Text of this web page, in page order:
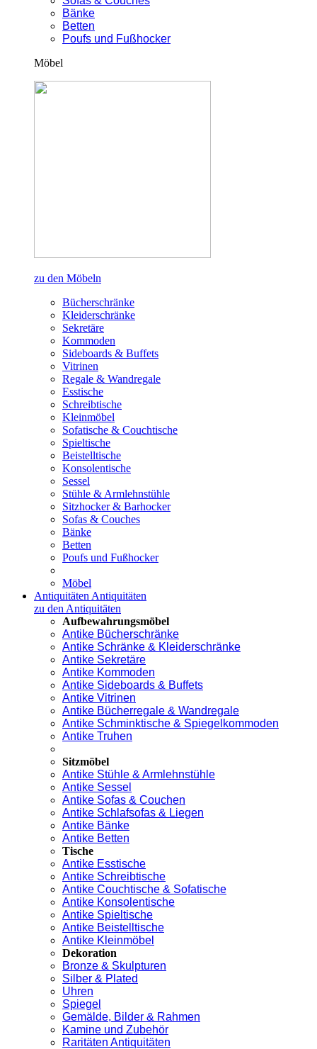
Bänke
Betten
Poufs und Fußhocker
Möbel
zu den Möbeln
Bücherschränke
Kleiderschränke
Sekretäre
Kommoden
Sideboards & Buffets
Vitrinen
Regale & Wandregale
Esstische
Schreibtische
Kleinmöbel
Sofatische & Couchtische
Spieltische
Beistelltische
Konsolentische
Sessel
Stühle & Armlehnstühle
Sitzhocker & Barhocker
Sofas & Couches
Bänke
Betten
Poufs und Fußhocker
Möbel
Antiquitäten Antiquitäten
zu den Antiquitäten
Aufbewahrungsmöbel
Antike Bücherschränke
Antike Schränke & Kleiderschränke
Antike Sekretäre
Antike Kommoden
Antike Sideboards & Buffets
Antike Vitrinen
Antike Bücherregale & Wandregale
Antike Schminktische & Spiegelkommoden
Antike Truhen
Sitzmöbel
Antike Stühle & Armlehnstühle
Antike Sessel
Antike Sofas & Couchen
Antike Schlafsofas & Liegen
Antike Bänke
Antike Betten
Tische
Antike Esstische
Antike Schreibtische
Antike Couchtische & Sofatische
Antike Konsolentische
Antike Spieltische
Antike Beistelltische
Antike Kleinmöbel
Dekoration
Bronze & Skulpturen
Silber & Plated
Uhren
Spiegel
Gemälde, Bilder & Rahmen
Kamine und Zubehör
Raritäten Antiquitäten